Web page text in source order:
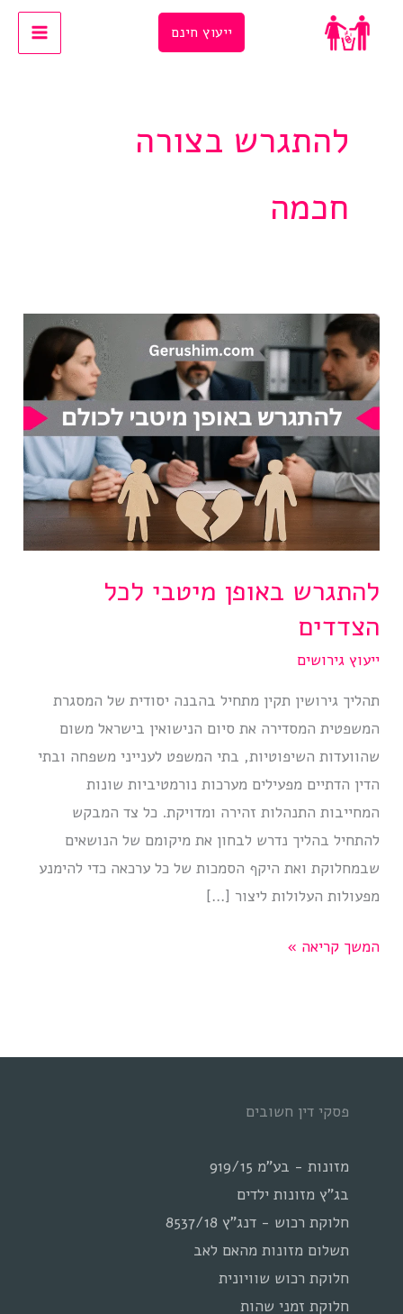
ייעוץ חינם
להתגרש בצורה
חכמה
להתגרש באופן מיטבי לכל
הצדדים
ייעוץ גירושים
תהליך גירושין תקין מתחיל בהבנה יסודית של המסגרת
המשפטית המסדירה את סיום הנישואין בישראל משום
שהוועדות השיפוטיות, בתי המשפט לענייני משפחה ובתי
הדין הדתיים מפעילים מערכות נורמטיביות שונות
המחייבות התנהלות זהירה ומדויקת. כל צד המבקש
להתחיל בהליך נדרש לבחון את מיקומם של הנושאים
שבמחלוקת ואת היקף הסמכות של כל ערכאה כדי להימנע
מפעולות העלולות ליצור […]
להתגרש
הצדדים
המשך קריאה »
פסקי דין חשובים
מזונות - בע"מ 919/15
בג"ץ מזונות ילדים
חלוקת רכוש - דנג"ץ 8537/18
תשלום מזונות מהאם לאב
חלוקת רכוש שוויונית
חלוקת זמני שהות